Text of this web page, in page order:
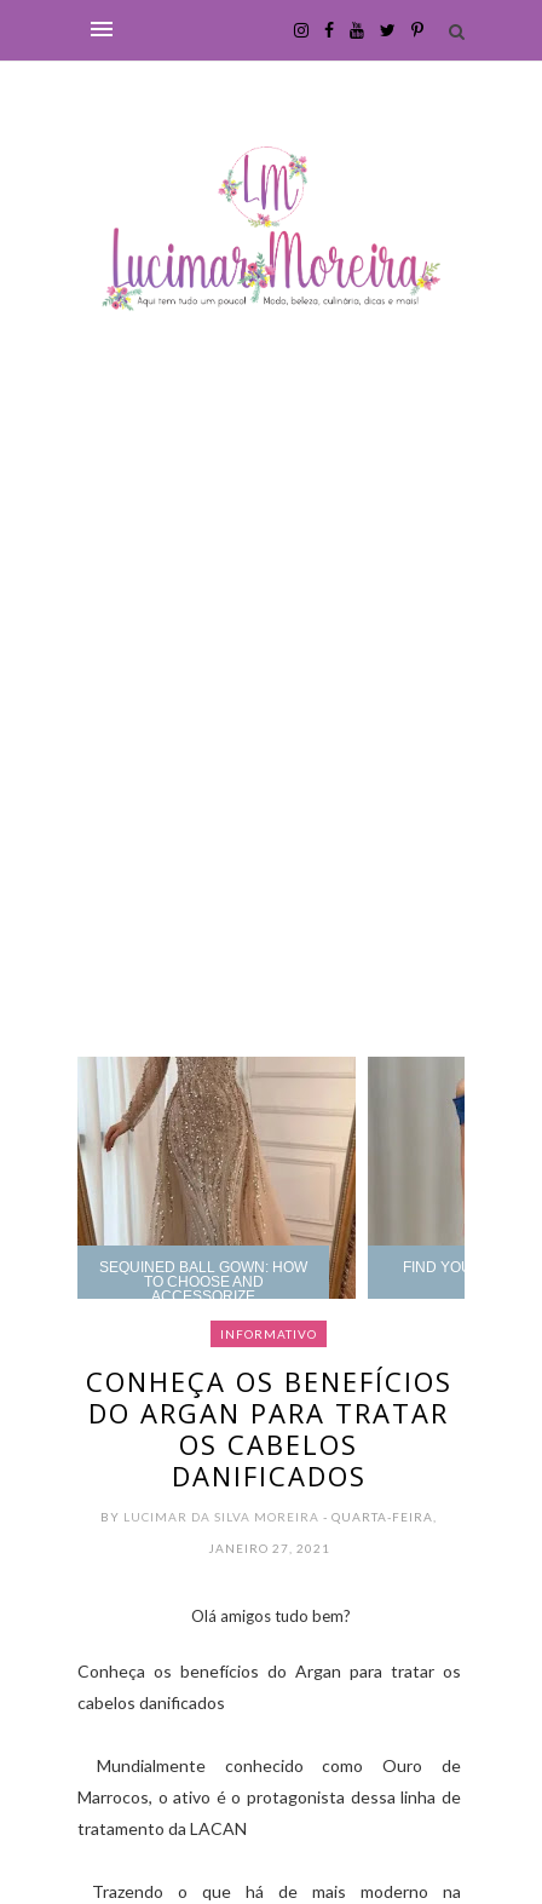
SEQUINED BALL GOWN: HOW
TO CHOOSE AND
ACCESSORIZE
FIND YOUR PROM
INFORMATIVO
CONHEÇA OS BENEFÍCIOS
DO ARGAN PARA TRATAR
OS CABELOS
DANIFICADOS
BY LUCIMAR DA SILVA MOREIRA- QUARTA-FEIRA,
JANEIRO 27, 2021
Olá amigos tudo bem?
Conheça os benefícios do Argan para tratar os
cabelos danificados
Mundialmente conhecido como Ouro de
Marrocos, o ativo é o protagonista dessa linha de
tratamento da LACAN
Trazendo o que há de mais moderno na